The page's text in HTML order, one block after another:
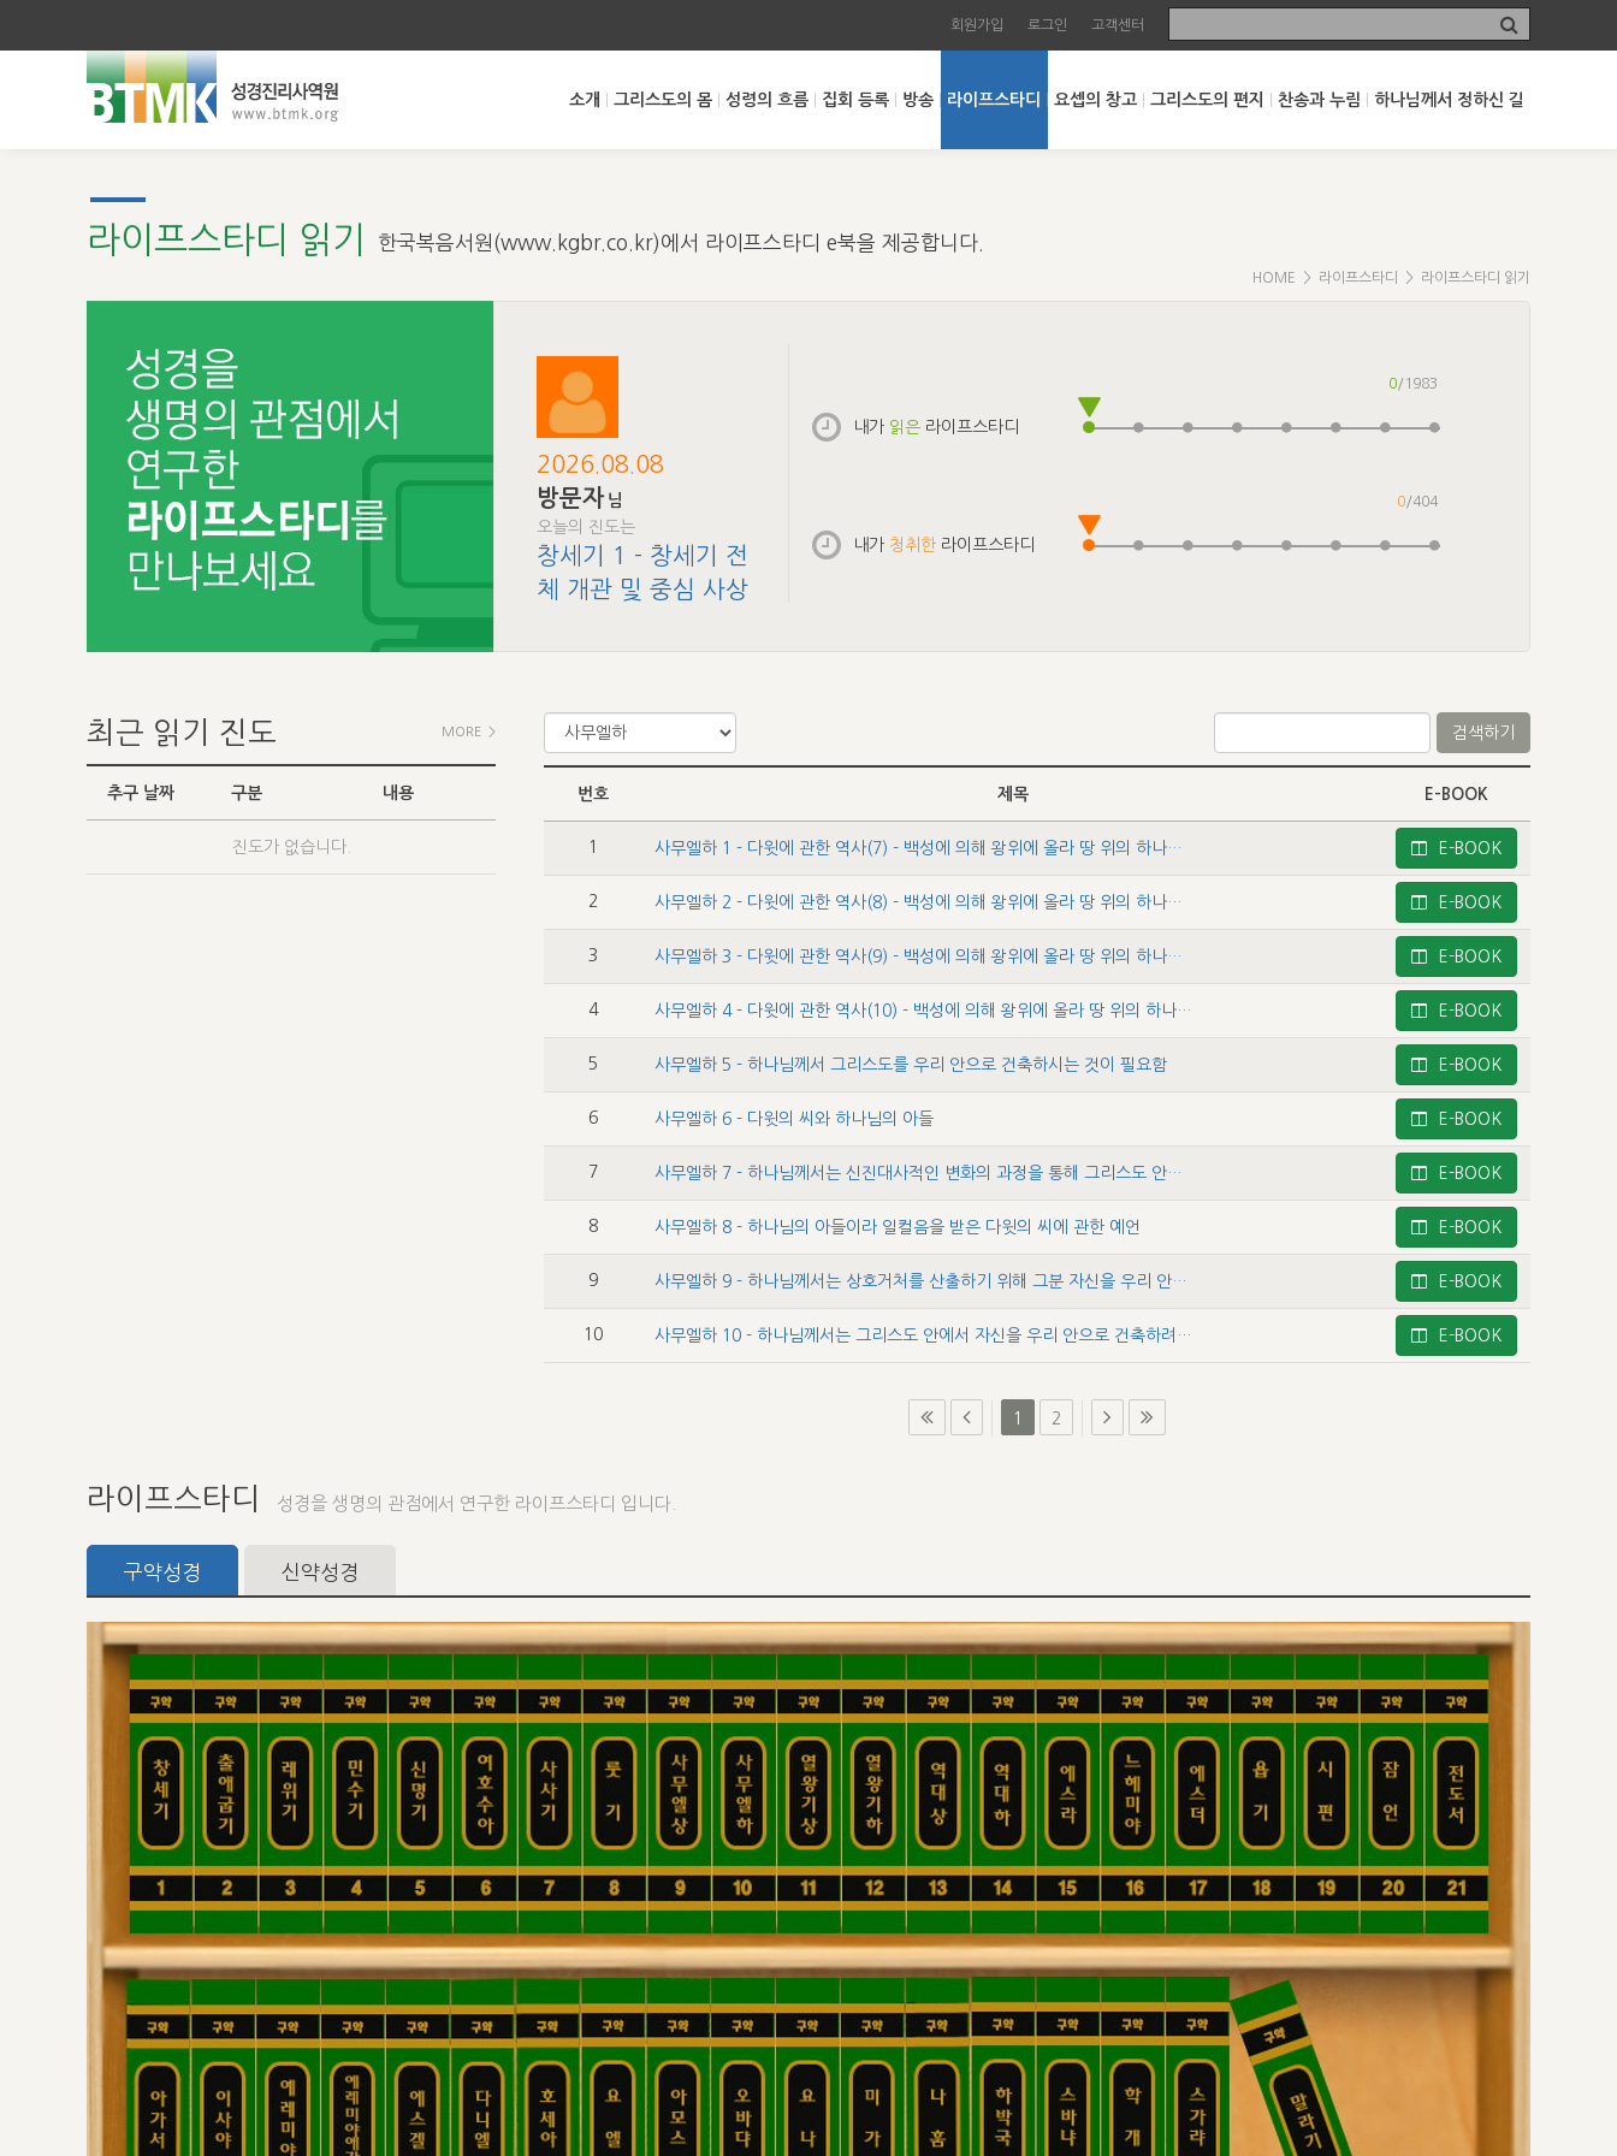
회원가입 로그인 고객센터
소개 그리스도의 몸 성령의 흐름 집회 등록 방송 라이프스타디 요셉의 창고 그리스도의 편지 찬송과 누림 하나님께서 정하신 길
라이프스타디 읽기 한국복음서원(www.kgbr.co.kr)에서 라이프스타디 e북을 제공합니다.
HOME > 라이프스타디 > 라이프스타디 읽기
2026.08.08
방문자 님
오늘의 진도는
창세기 1 - 창세기 전
체 개관 및 중심 사상
내가 읽은 라이프스타디
0/1983
내가 청취한 라이프스타디
0/404
최근 읽기 진도 MORE >
추구 날짜 구분 내용
진도가 없습니다.
검색하기
번호 제목 E-BOOK
1 사무엘하 1 - 다윗에 관한 역사(7) - 백성에 의해 왕위에 올라 땅 위의 하나님의 왕국을 위한 왕이 됨 사무엘 하 2장―24장(1) - 백성에 의해 왕위에 오름(1) E-BOOK
2 사무엘하 2 - 다윗에 관한 역사(8) - 백성에 의해 왕위에 올라 땅 위의 하나님의 왕국을 위한 왕이 됨 사무엘 하 2장―24장(2) - 백성에 의해 왕위에 오름(2) E-BOOK
3 사무엘하 3 - 다윗에 관한 역사(9) - 백성에 의해 왕위에 올라 땅 위의 하나님의 왕국을 위한 왕이 됨(3) - 다윗이 땅에 있는 하나님의 거처를 관심함(1) E-BOOK
4 사무엘하 4 - 다윗에 관한 역사(10) - 백성에 의해 왕위에 올라 땅 위의 하나님의 왕국을 위한 왕이 됨 사무엘 하 2장―24장(4) - 다윗이 땅에 있는 하나님의 거처를 관심 E-BOOK
5 사무엘하 5 - 하나님께서 그리스도를 우리 안으로 건축하시는 것이 필요함 E-BOOK
6 사무엘하 6 - 다윗의 씨와 하나님의 아들 E-BOOK
7 사무엘하 7 - 하나님께서는 신진대사적인 변화의 과정을 통해 그리스도 안에서 그분 자신을 우리 존재 안으로 건축하심 E-BOOK
8 사무엘하 8 - 하나님의 아들이라 일컬음을 받은 다윗의 씨에 관한 예언 E-BOOK
9 사무엘하 9 - 하나님께서는 상호거처를 산출하기 위해 그분 자신을 우리 안으로 건축하고 우리를 그분 안으로 건축하고자 갈망하심 E-BOOK
10 사무엘하 10 - 하나님께서는 그리스도 안에서 자신을 우리 안으로 건축하려 하심 E-BOOK
1 2
라이프스타디 성경을 생명의 관점에서 연구한 라이프스타디 입니다.
구약성경 신약성경